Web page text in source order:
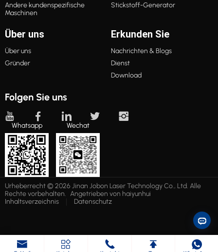
Andere kundenspezifische
Maschinen
Stickstoff-Generator
Über uns
Über uns
Gründer
Erkunden Sie
Nachrichten & Blogs
Dienst
Download
Folgen Sie uns
Whatsapp Wechat
Urheberrecht © 2026 Jinan Jobon Laser Technology Co., Ltd. Alle
Rechte vorbehalten. Angetrieben von haiyunhui
Inhaltsverzeichnis
Datenschutz